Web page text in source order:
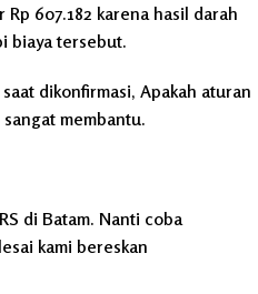
607.182 karena hasil darah
biaya tersebut.
dikonfirmasi, Apakah aturan
sangat membantu.
di Batam. Nanti coba
kami bereskan